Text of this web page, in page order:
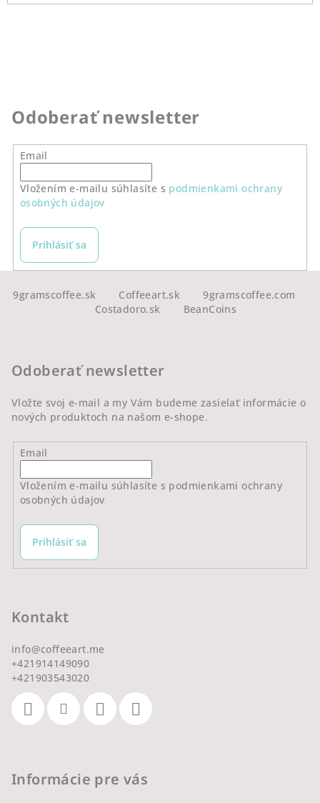
Odoberať newsletter
Email
Vložením e-mailu súhlasíte s podmienkami ochrany
osobných údajov
Prihlásiť sa
9gramscoffee.sk Coffeeart.sk
9gramscoffee.com
Costadoro.sk
BeanCoins
Odoberať newsletter
Vložte svoj e-mail a my Vám budeme zasielať informácie o
nových produktoch na našom e-shope.
Email
Vložením e-mailu súhlasíte s podmienkami ochrany
osobných údajov
Prihlásiť sa
Kontakt
info@coffeeart.me
+421914149090
+421903543020
Informácie pre vás